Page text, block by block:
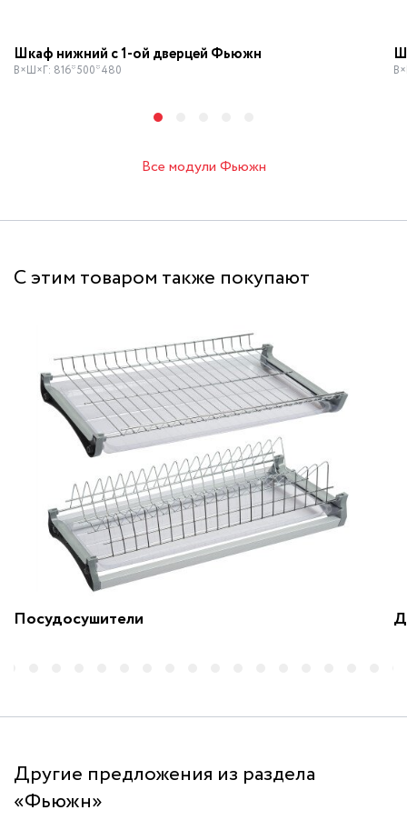
Шкаф нижний с 1-ой дверцей Фьюжн
В×Ш×Г: 816*500*480
Все модули Фьюжн
С этим товаром также покупают
Посудосушители
Другие предложения из раздела
«Фьюжн»